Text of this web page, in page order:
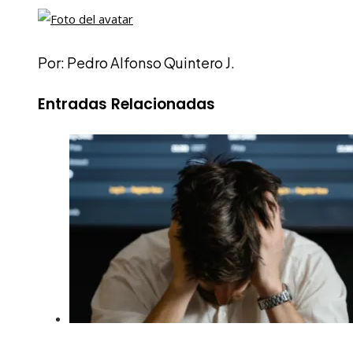
Por: Pedro Alfonso Quintero J.
Entradas Relacionadas